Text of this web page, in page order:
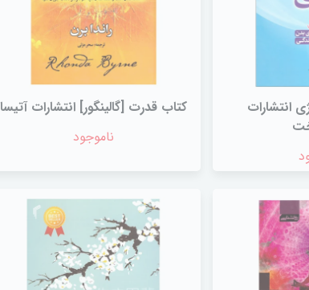
انتشارات
کتاب قدرت [گالینگور] انتشارات آتیسا
ناموجود